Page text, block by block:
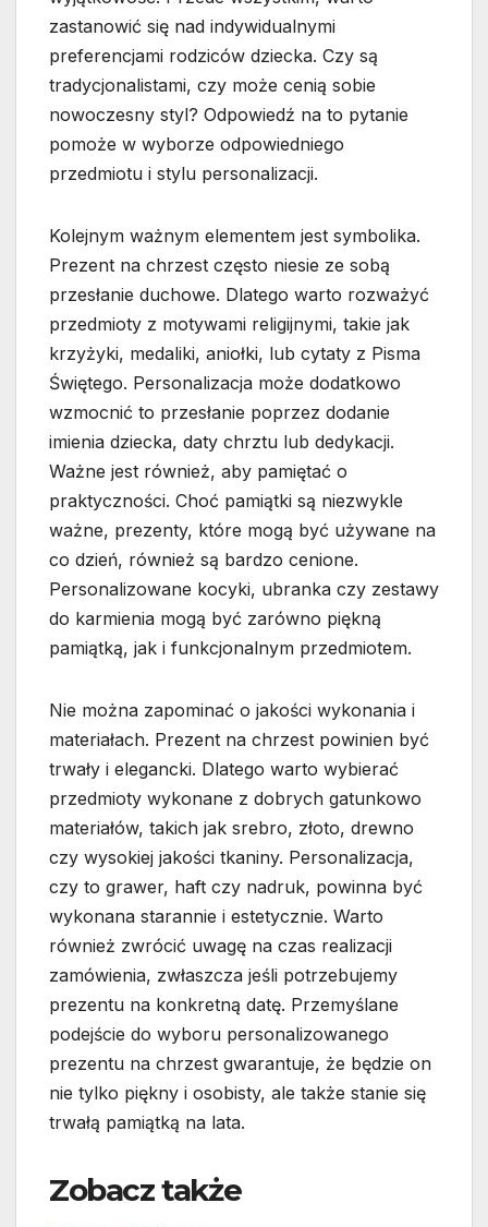
zastanowić się nad indywidualnymi
preferencjami rodziców dziecka. Czy są
tradycjonalistami, czy może cenią sobie
nowoczesny styl? Odpowiedź na to pytanie
pomoże w wyborze odpowiedniego
przedmiotu i stylu personalizacji.
Kolejnym ważnym elementem jest symbolika.
Prezent na chrzest często niesie ze sobą
przesłanie duchowe. Dlatego warto rozważyć
przedmioty z motywami religijnymi, takie jak
krzyżyki, medaliki, aniołki, lub cytaty z Pisma
Świętego. Personalizacja może dodatkowo
wzmocnić to przesłanie poprzez dodanie
imienia dziecka, daty chrztu lub dedykacji.
Ważne jest również, aby pamiętać o
praktyczności. Choć pamiątki są niezwykle
ważne, prezenty, które mogą być używane na
co dzień, również są bardzo cenione.
Personalizowane kocyki, ubranka czy zestawy
do karmienia mogą być zarówno piękną
pamiątką, jak i funkcjonalnym przedmiotem.
Nie można zapominać o jakości wykonania i
materiałach. Prezent na chrzest powinien być
trwały i elegancki. Dlatego warto wybierać
przedmioty wykonane z dobrych gatunkowo
materiałów, takich jak srebro, złoto, drewno
czy wysokiej jakości tkaniny. Personalizacja,
czy to grawer, haft czy nadruk, powinna być
wykonana starannie i estetycznie. Warto
również zwrócić uwagę na czas realizacji
zamówienia, zwłaszcza jeśli potrzebujemy
prezentu na konkretną datę. Przemyślane
podejście do wyboru personalizowanego
prezentu na chrzest gwarantuje, że będzie on
nie tylko piękny i osobisty, ale także stanie się
trwałą pamiątką na lata.
Zobacz także